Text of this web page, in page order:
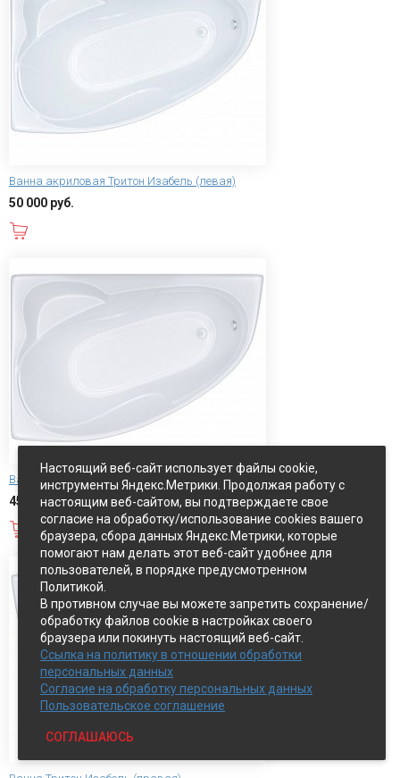
Ванна акриловая Тритон Изабель (левая)
50 000 руб.
Ванна акриловая Тритон Кайли (левая)
45 000 руб.
В корзину
Настоящий веб-сайт использует файлы cookie,
инструменты Яндекс.Метрики. Продолжая работу с
настоящим веб-сайтом, вы подтверждаете свое
согласие на обработку/использование cookies вашего
браузера, сбора данных Яндекс.Метрики, которые
помогают нам делать этот веб-сайт удобнее для
пользователей, в порядке предусмотренном
Политикой.
В противном случае вы можете запретить сохранение/
обработку файлов cookie в настройках своего
браузера или покинуть настоящий веб-сайт.
Ссылка на политику в отношении обработки
персональных данных
Согласие на обработку персональных данных
Пользовательское соглашение
СОГЛАШАЮСЬ